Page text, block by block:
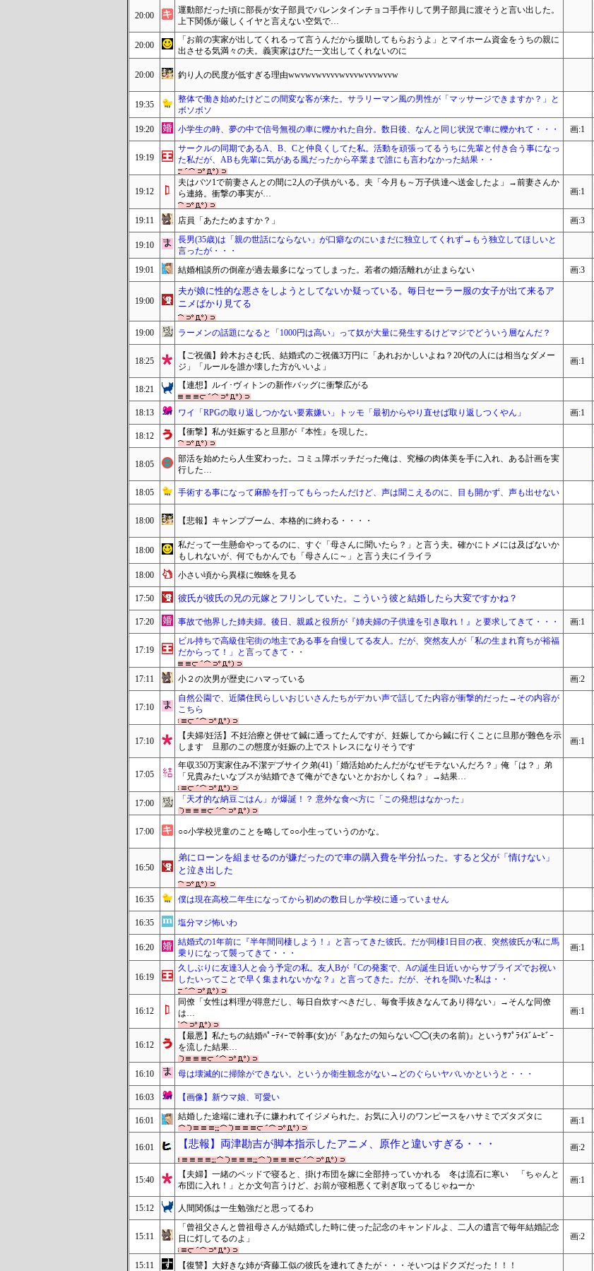
20:00
運動部だった頃に部長が女子部員でバレンタインチョコ手作りして男子部員に渡そうと言い出した。
上下関係が厳しくイヤと言えない空気で…
20:00
「お前の実家が出してくれるって言うんだから援助してもらおうよ」とマイホーム資金をうちの親に
出させる気満々の夫。義実家はびた一文出してくれないのに
20:00 釣り人の民度が低すぎる理由wwvwvwvvvvwvvvwvvvwvvw
19:35
整体で働き始めたけどこの間変な客が来た。サラリーマン風の男性が「マッサージできますか？」と
ボソボソ
19:20 小学生の時、夢の中で信号無視の車に轢かれた自分。数日後、なんと同じ状況で車に轢かれて・・・ 画:1
19:19
サークルの同期であるA、B、Cと仲良くしてた私。活動を頑張ってるうちに先輩と付き合う事になっ
た私だが、ABも先輩に気がある風だったから卒業まで誰にも言わなかった結果・・
19:12
夫はバツ1で前妻さんとの間に2人の子供がいる。夫「今月も～万子供達へ送金したよ」→前妻さんか
ら連絡。衝撃の事実が…
画:1
19:11 店員「あたためますか？」 画:3
19:10
長男(35歳)は「親の世話にならない」が口癖なのにいまだに独立してくれず→もう独立してほしいと
言ったが・・・
19:01 結婚相談所の倒産が過去最多になってしまった。若者の婚活離れが止まらない 画:3
19:00
夫が娘に性的な悪さをしようとしてないか疑っている。毎日セーラー服の女子が出て来るア
ニメばかり見てる
19:00 ラーメンの話題になると「1000円は高い」って奴が大量に発生するけどマジでどういう層なんだ？
18:25
【ご祝儀】鈴木おさむ氏、結婚式のご祝儀3万円に「あれおかしいよね？20代の人には相当なダメー
ジ」「ルールを誰か壊した方がいいよ」
画:1
18:21 【連想】ルイ･ヴィトンの新作バッグに衝撃広がる
18:13 ワイ「RPGの取り返しつかない要素嫌い」トッモ「最初からやり直せば取り返しつくやん」 画:1
18:12 【衝撃】私が妊娠すると旦那が『本性』を現した。
18:05
部活を始めたら人生変わった。コミュ障ボッチだった俺は、究極の肉体美を手に入れ、ある計画を実
行した…
18:05 手術する事になって麻酔を打ってもらったんだけど、声は聞こえるのに、目も開かず、声も出せない
18:00 【悲報】キャンプブーム、本格的に終わる・・・・
18:00
私だって一生懸命やってるのに、すぐ「母さんに聞いたら？」と言う夫。確かにトメには及ばないか
もしれないが、何でもかんでも「母さんに～」と言う夫にイライラ
18:00 小さい頃から異様に蜘蛛を見る
17:50 彼氏が彼氏の兄の元嫁とフリンしていた。こういう彼と結婚したら大変ですかね？
17:20 事故で他界した姉夫婦。後日、親戚と役所が『姉夫婦の子供達を引き取れ！』と要求してきて・・・ 画:1
17:19
ビル持ちで高級住宅街の地主である事を自慢してる友人。だが、突然友人が「私の生まれ育ちが裕福
だからって！」と言ってきて・・
17:11 小２の次男が歴史にハマっている 画:2
17:10
自然公園で、近隣住民らしいおじいさんたちがデカい声で話してた内容が衝撃的だった→その内容が
こちら
17:10
【夫婦/妊活】不妊治療と併せて鍼に通ってたんですが、妊娠してから鍼に行くことに旦那が難色を示
します 旦那のこの態度が妊娠の上でストレスになりそうです
画:1
17:05
年収350万実家住み不潔デブサイク弟(41)「婚活始めたんだがなぜモテないんだろ？」俺「は？」弟
「兄貴みたいなブスが結婚できて俺ができないとかおかしくね？」→結果…
17:00 「天才的な納豆ごはん」が爆誕！？ 意外な食べ方に「この発想はなかった」
17:00 ○○小学校児童のことを略して○○小生っていうのかな。
16:50
弟にローンを組ませるのが嫌だったので車の購入費を半分払った。すると父が「情けない」
と泣き出した
16:35 僕は現在高校二年生になってから初めの数日しか学校に通っていません
16:35 塩分マジ怖いわ
16:20
結婚式の1年前に『半年間同棲しよう！』と言ってきた彼氏。だが同棲1日目の夜、突然彼氏が私に馬
乗りになって襲ってきて・・・
画:1
16:19
久しぶりに友達3人と会う予定の私。友人Bが『Cの発案で、Aの誕生日近いからサプライズでお祝い
したいってことで早く集まれないかな？』と言ってきた。だが、それを聞いた私は・・
16:12
同僚「女性は料理が得意だし、毎日自炊すべきだし、毎食手抜きなんてあり得ない」→そんな同僚
は…
画:1
16:12
【最悪】私たちの結婚ﾊﾟｰﾃｨｰで幹事(女)が『あなたの知らない◯◯(夫の名前)』というｻﾌﾟﾗｲｽﾞﾑｰﾋﾞｰ
を流した結果…
16:10 母は壊滅的に掃除ができない。というか衛生観念がない→どのぐらいヤバいかというと・・・
16:03 【画像】新ウマ娘、可愛い
16:01 結婚した途端に連れ子に嫌われてイジメられた。お気に入りのワンピースをハサミでズタズタに 画:1
16:01 【悲報】両津勘吉が脚本指示したアニメ、原作と違いすぎる・・・ 画:2
15:40
【夫婦】一緒のベッドで寝ると、掛け布団を嫁に全部持っていかれる 冬は流石に寒い 「ちゃんと
布団に入れ！」とか文句言うけど、お前が寝相悪くて剥ぎ取ってるじゃねーか
画:1
15:12 人間関係は一生勉強だと思ってるわ
15:11
「曾祖父さんと曾祖母さんが結婚式した時に使った記念のキャンドルよ、二人の遺言で毎年結婚記念
日に灯してるのよ」
画:2
15:11 【復讐】大好きな姉が斉藤工似の彼氏を連れてきたが・・・そいつはドクズだった！！！